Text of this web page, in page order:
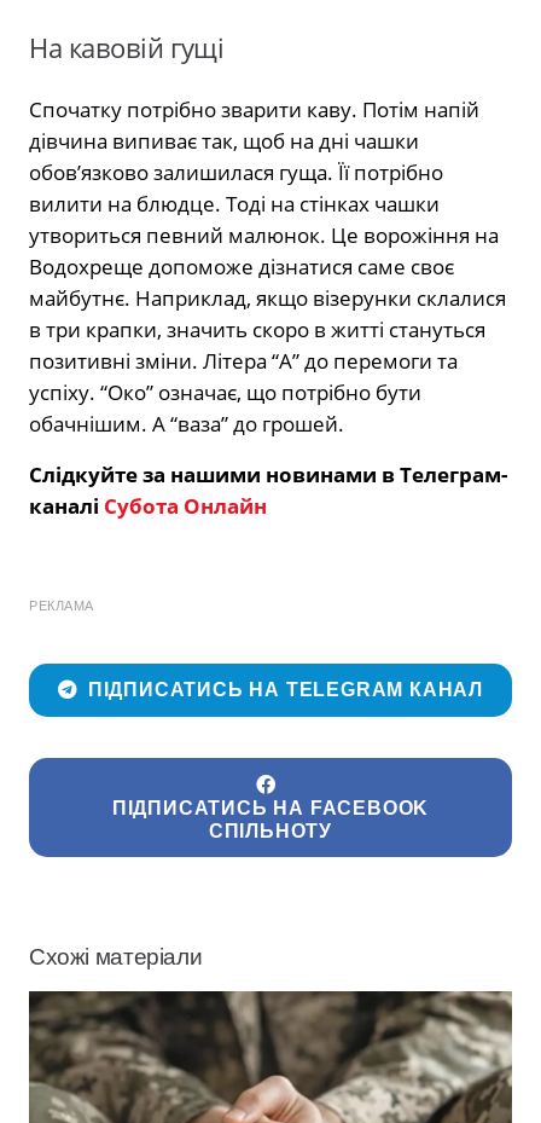
На кавовій гущі
Спочатку потрібно зварити каву. Потім напій
дівчина випиває так, щоб на дні чашки
обов’язково залишилася гуща. Її потрібно
вилити на блюдце. Тоді на стінках чашки
утвориться певний малюнок. Це ворожіння на
Водохреще допоможе дізнатися саме своє
майбутнє. Наприклад, якщо візерунки склалися
в три крапки, значить скоро в житті стануться
позитивні зміни. Літера “А” до перемоги та
успіху. “Око” означає, що потрібно бути
обачнішим. А “ваза” до грошей.
Слідкуйте за нашими новинами в Телеграм-
каналі Субота Онлайн
РЕКЛАМА
ПІДПИСАТИСЬ НА TELEGRAM КАНАЛ
ПІДПИСАТИСЬ НА FACEBOOK
СПІЛЬНОТУ
Схожі матеріали